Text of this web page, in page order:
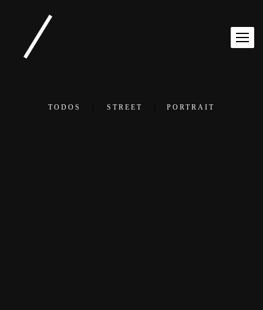
TODOS STREET PORTRAIT